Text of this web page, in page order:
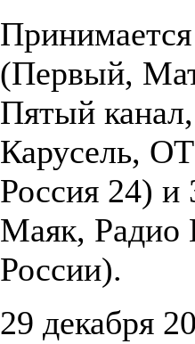
(Первый,
Пятый
Карусель,
Россия 24) и
Маяк,
России).
29 декабря